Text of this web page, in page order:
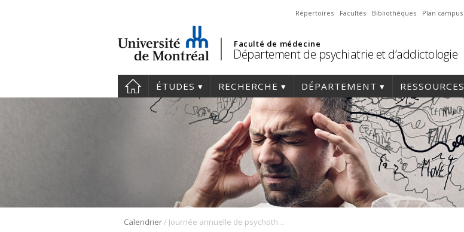
Répertoires Facultés Bibliothèques Plan campus
Faculté de médecine
Département de psychiatrie et d’addictologie
ÉTUDES RECHERCHE DÉPARTEMENT RESSOURCES
Calendrier/ Journée annuelle de psychothérapie